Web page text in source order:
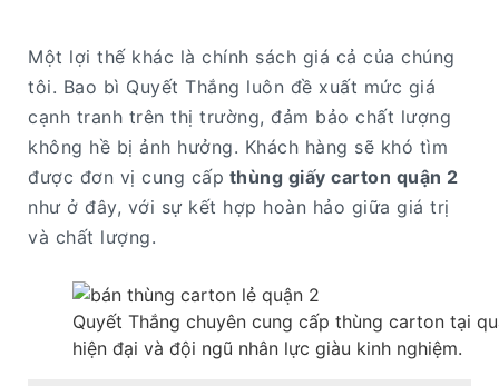
Một lợi thế khác là chính sách giá cả của chúng
tôi. Bao bì Quyết Thắng luôn đề xuất mức giá
cạnh tranh trên thị trường, đảm bảo chất lượng
không hề bị ảnh hưởng. Khách hàng sẽ khó tìm
được đơn vị cung cấp thùng giấy carton quận 2
như ở đây, với sự kết hợp hoàn hảo giữa giá trị
và chất lượng.
Quyết Thắng chuyên cung cấp thùng carton tại
hiện đại và đội ngũ nhân lực giàu kinh nghiệm.